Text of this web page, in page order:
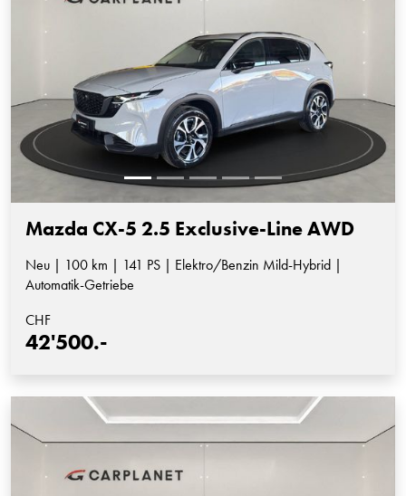
Mazda CX-5 2.5 Exclusive-Line AWD
Neu | 100 km | 141 PS | Elektro/Benzin Mild-Hybrid |
Automatik-Getriebe
CHF
42'500.-